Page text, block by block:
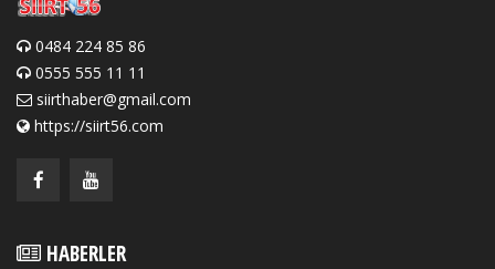
0484 224 85 86
0555 555 11 11
siirthaber@gmail.com
https://siirt56.com
HABERLER